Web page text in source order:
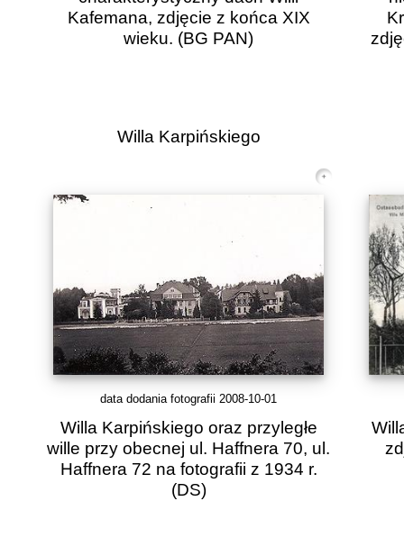
Kafemana, zdjęcie z końca XIX
wieku. (BG PAN)
Willa Karpińskiego
data dodania fotografii 2008-10-01
Willa Karpińskiego oraz przyległe
wille przy obecnej ul. Haffnera 70, ul.
Haffnera 72 na fotografii z 1934 r.
(DS)